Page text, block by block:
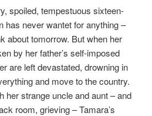
spoiled, tempestuous sixteen-
has never wantet for anything –
about tomorrow. But when her
by her father’s self-imposed
are left devastated, drowning in
and move to the country.
her strange uncle and aunt – and
room, grieving – Tamara’s